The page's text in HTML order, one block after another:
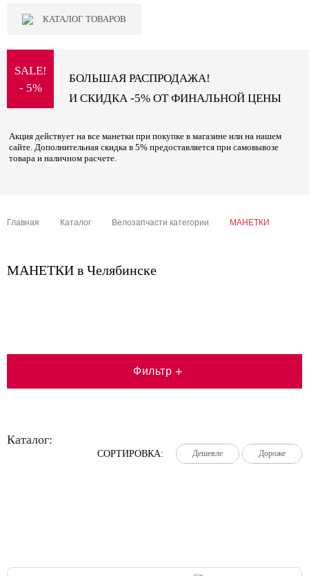
КАТАЛОГ ТОВАРОВ
SALE!
- 5%
БОЛЬШАЯ РАСПРОДАЖА!
И СКИДКА -5% ОТ ФИНАЛЬНОЙ ЦЕНЫ
Акция действует на все манетки при покупке в магазине или на нашем
сайте. Дополнительная скидка в 5% предоставляется при самовывозе
товара и наличном расчете.
Главная Каталог Велозапчасти категории МАНЕТКИ
МАНЕТКИ в Челябинске
Фильтр +
Каталог:
СОРТИРОВКА: Дешевле
Дешевле
Дешевле Дороже
Дороже
Дороже